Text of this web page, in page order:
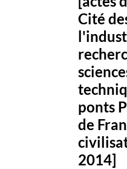
Cité
ponts
de
2014]